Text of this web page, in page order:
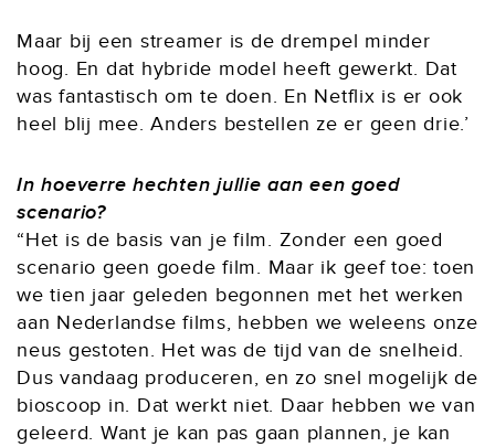
Maar bij een streamer is de drempel minder
hoog. En dat hybride model heeft gewerkt. Dat
was fantastisch om te doen. En Netflix is er ook
heel blij mee. Anders bestellen ze er geen drie.’
In hoeverre hechten jullie aan een goed
scenario?
“Het is de basis van je film. Zonder een goed
scenario geen goede film. Maar ik geef toe: toen
we tien jaar geleden begonnen met het werken
aan Nederlandse films, hebben we weleens onze
neus gestoten. Het was de tijd van de snelheid.
Dus vandaag produceren, en zo snel mogelijk de
bioscoop in. Dat werkt niet. Daar hebben we van
geleerd. Want je kan pas gaan plannen, je kan